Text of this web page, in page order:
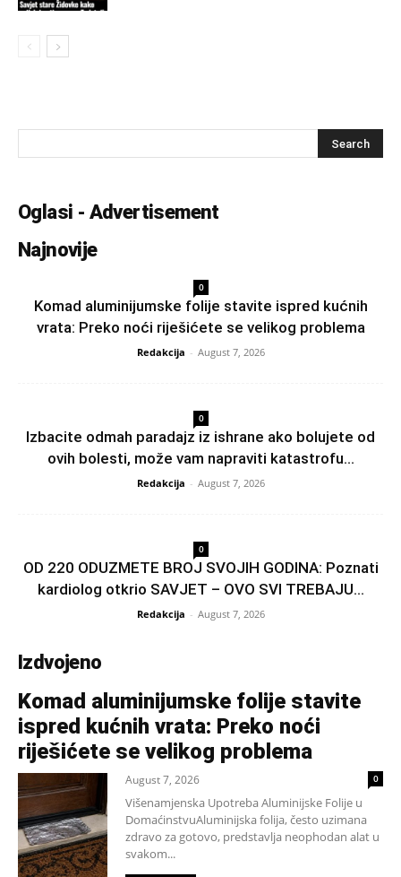
Oglasi - Advertisement
Najnovije
0
Komad aluminijumske folije stavite ispred kućnih
vrata: Preko noći riješićete se velikog problema
Redakcija - August 7, 2026
0
Izbacite odmah paradajz iz ishrane ako bolujete od
ovih bolesti, može vam napraviti katastrofu...
Redakcija - August 7, 2026
0
OD 220 ODUZMETE BROJ SVOJIH GODINA: Poznati
kardiolog otkrio SAVJET – OVO SVI TREBAJU...
Redakcija - August 7, 2026
Izdvojeno
Komad aluminijumske folije stavite
ispred kućnih vrata: Preko noći
riješićete se velikog problema
August 7, 2026 0
Višenamjenska Upotreba Aluminijske Folije u
DomaćinstvuAluminijska folija, često uzimana
zdravo za gotovo, predstavlja neophodan alat u
svakom...